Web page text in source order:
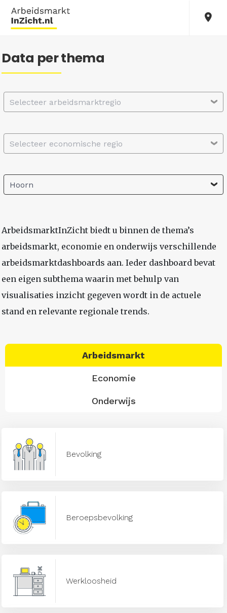
Data per thema
Selecteer arbeidsmarktregio
Selecteer economische regio
Hoorn
ArbeidsmarktInZicht biedt u binnen de thema’s
arbeidsmarkt, economie en onderwijs verschillende
arbeidsmarktdashboards aan. Ieder dashboard bevat
een eigen subthema waarin met behulp van
visualisaties inzicht gegeven wordt in de actuele
stand en relevante regionale trends.
Arbeidsmarkt
Economie
Onderwijs
Bevolking
Beroepsbevolking
Werkloosheid